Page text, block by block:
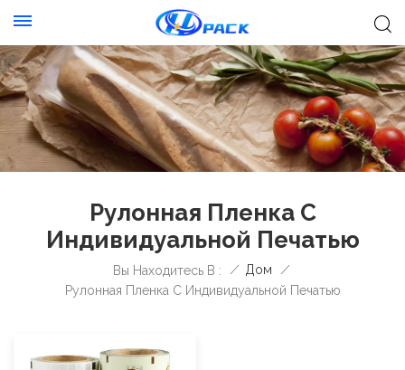
Рулонная Пленка С
Индивидуальной Печатью
Вы Находитесь В : / Дом
/
Рулонная Пленка С Индивидуальной Печатью